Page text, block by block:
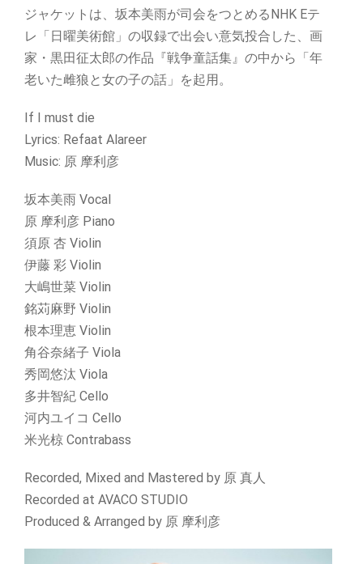
ジャケットは、坂本美雨が司会をつとめるNHK Eテ
レ「日曜美術館」の収録で出会い意気投合した、画
家・黒田征太郎の作品『戦争童話集』の中から「年
老いた雌狼と女の子の話」を起用。
If I must die
Lyrics: Refaat Alareer
Music: 原 摩利彦
坂本美雨 Vocal
原 摩利彦 Piano
須原 杏 Violin
伊藤 彩 Violin
大嶋世菜 Violin
銘苅麻野 Violin
根本理恵 Violin
角谷奈緒子 Viola
秀岡悠汰 Viola
多井智紀 Cello
河内ユイコ Cello
米光椋 Contrabass
Recorded, Mixed and Mastered by 原 真人
Recorded at AVACO STUDIO
Produced & Arranged by 原 摩利彦